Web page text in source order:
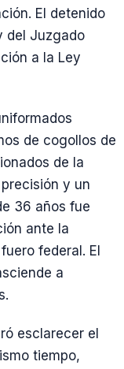
El detenido
del Juzgado
a la Ley
de cogollos de
de la
y un
36 años fue
ante la
federal. El
a
esclarecer el
tiempo,